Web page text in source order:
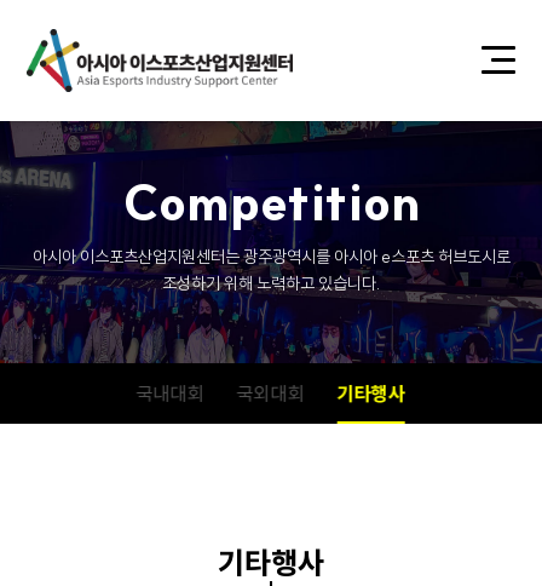
Competition
아시아 이스포츠산업지원센터는 광주광역시를 아시아 e스포츠 허브도시로
조성하기 위해 노력하고 있습니다.
국내대회 국외대회 기타행사
기타행사